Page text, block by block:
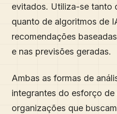
evitados. Utiliza-se tanto
quanto de algoritmos de
recomendações
e nas previsões geradas.
Ambas as formas de
integrantes do esforço de
organizações que